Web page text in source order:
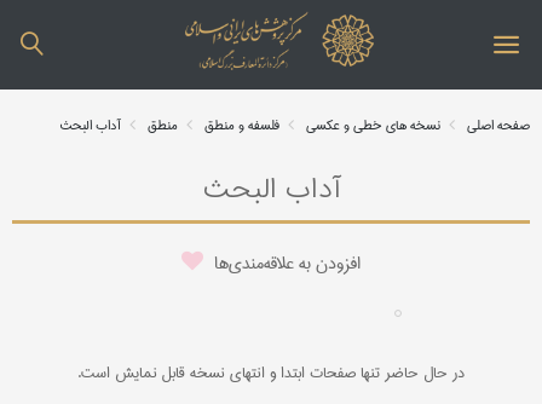
صفحه اصلی نسخه های خطی و عکسی فلسفه و منطق منطق آداب البحث
آداب البحث
افزودن به علاقه‌مندی‌ها
در حال حاضر تنها صفحات ابتدا و انتهای نسخه قابل نمایش است.